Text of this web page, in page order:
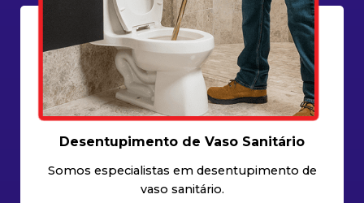
Desentupimento de Vaso Sanitário
Somos especialistas em desentupimento de
vaso sanitário.